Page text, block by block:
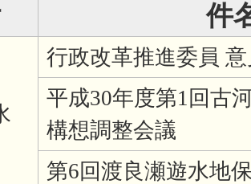
件
行政改革推進委員
平成30年度第1回古
構想調整会議
第6回渡良瀬遊水地